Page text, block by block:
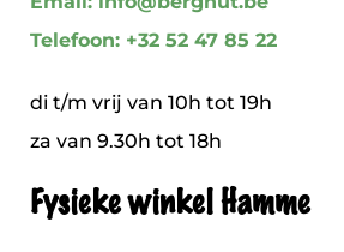
Telefoon: +32 52 47 85 22
di t/m vrij van 10h tot 19h
za van 9.30h tot 18h
Fysieke winkel Hamme